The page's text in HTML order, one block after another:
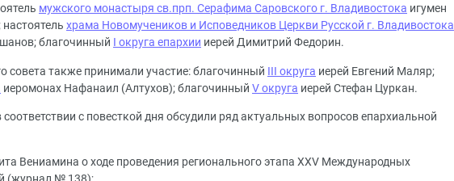
мужского монастыря св.прп. Серафима Саровского г. Владивостока игумен
храма Новомучеников и Исповедников Церкви Русской г. Владивостока
благочинный I округа епархии иерей Димитрий Федорин.
совета также принимали участие: благочинный III округа иерей Евгений Маляр;
иеромонах Нафанаил (Алтухов); благочинный V округа иерей Стефан Цуркан.
с повесткой дня обсудили ряд актуальных вопросов епархиальной
Вениамина о ходе проведения регионального этапа XXV Международных